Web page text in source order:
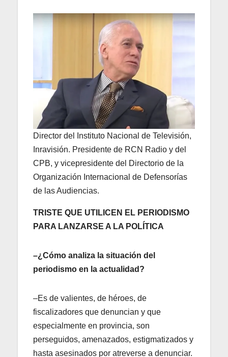
Director del Instituto Nacional de Televisión,
Inravisión. Presidente de RCN Radio y del
CPB, y vicepresidente del Directorio de la
Organización Internacional de Defensorías
de las Audiencias.
TRISTE QUE UTILICEN EL PERIODISMO
PARA LANZARSE A LA POLÍTICA
–¿Cómo analiza la situación del
periodismo en la actualidad?
–Es de valientes, de héroes, de
fiscalizadores que denuncian y que
especialmente en provincia, son
perseguidos, amenazados, estigmatizados y
hasta asesinados por atreverse a denunciar.